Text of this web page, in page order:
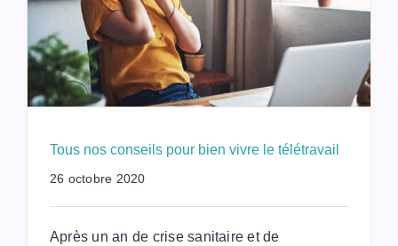
Tous nos conseils pour bien vivre le télétravail
26 octobre 2020
Après un an de crise sanitaire et de